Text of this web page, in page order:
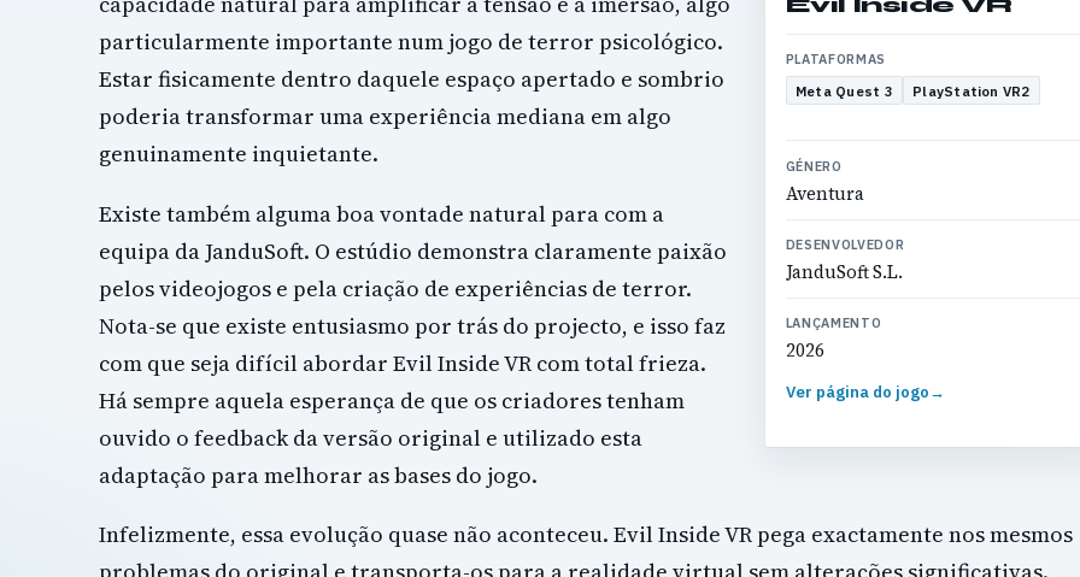
PLATAFORMAS
Meta Quest 3 PlayStation VR2
GÉNERO
Aventura
DESENVOLVEDOR
JanduSoft S.L.
LANÇAMENTO
2026
Ver página do jogo→
particularmente importante num jogo de terror psicológico.
Estar fisicamente dentro daquele espaço apertado e sombrio
poderia transformar uma experiência mediana em algo
genuinamente inquietante.
Existe também alguma boa vontade natural para com a
equipa da JanduSoft. O estúdio demonstra claramente paixão
pelos videojogos e pela criação de experiências de terror.
Nota-se que existe entusiasmo por trás do projecto, e isso faz
com que seja difícil abordar Evil Inside VR com total frieza.
Há sempre aquela esperança de que os criadores tenham
ouvido o feedback da versão original e utilizado esta
adaptação para melhorar as bases do jogo.
Infelizmente, essa evolução quase não aconteceu. Evil Inside VR pega exactamente nos mesmos